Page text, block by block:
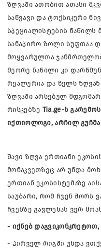
ზღვაში ათობით ათასი
საწვავი და ტოქსიკური
სპეციალისტების ნაწილს
სანაპირო ზოლი სუფთაა
მოყვარულთა
მეორე ნაწილი კი
რეალურია და წელს
ზღვაში არსებულ
რისკებზე Tia.ge-ს
იქთიოლოგი, არჩილ
შავი ზღვა ერთიანი
მონაკვეთზეც არ უნდა
ერთიან ეკოსისტემაზე
საუბარი, რომ ჩვენ შორს
ჩვენზე გავლენას ვერ
- იქნებ
- პირველ რიგში უნდა